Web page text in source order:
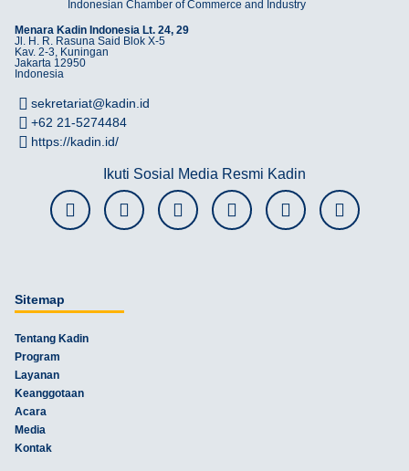
Indonesian Chamber of Commerce and Industry
Menara Kadin Indonesia Lt. 24, 29
Jl. H. R. Rasuna Said Blok X-5
Kav. 2-3, Kuningan
Jakarta 12950
Indonesia
sekretariat@kadin.id
+62 21-5274484
https://kadin.id/
Ikuti Sosial Media Resmi Kadin
Sitemap
Tentang Kadin
Program
Layanan
Keanggotaan
Acara
Media
Kontak